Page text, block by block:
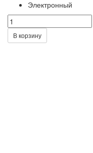
Электронный
В корзину